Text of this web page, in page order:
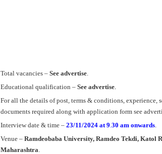
Total vacancies – See advertise.
Educational qualification – See advertise.
For all the details of post, terms & conditions, experience,
documents required along with application form see
Interview date & time –23/11/2024 at 9 30 am onwards.
Venue – Ramdeobaba University, Ramdeo Tekdi, Katol
Maharashtra